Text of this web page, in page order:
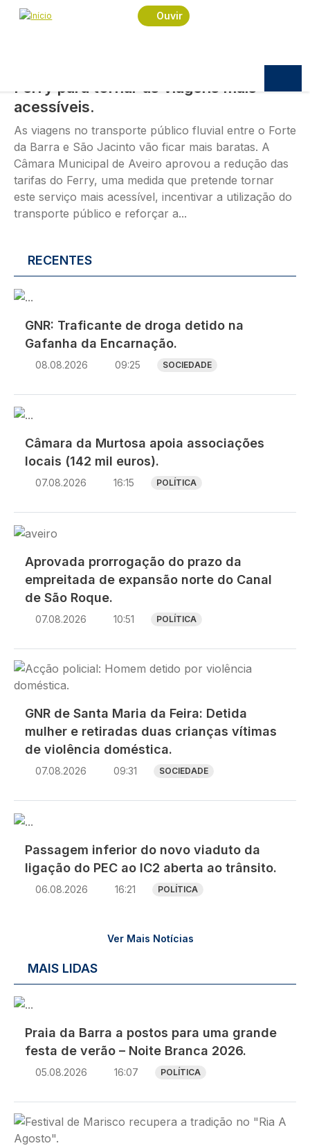
Passar para o conteúdo principal
Ouvir
Imagem
POLÍTICA
Ferry para tornar as viagens mais
acessíveis.
As viagens no transporte público fluvial entre o Forte
da Barra e São Jacinto vão ficar mais baratas. A
Câmara Municipal de Aveiro aprovou a redução das
tarifas do Ferry, uma medida que pretende tornar
este serviço mais acessível, incentivar a utilização do
transporte público e reforçar a...
RECENTES
Imagem
GNR: Traficante de droga detido na
Gafanha da Encarnação.
08.08.2026 09:25 SOCIEDADE
Imagem
Câmara da Murtosa apoia associações
locais (142 mil euros).
07.08.2026 16:15 POLÍTICA
Imagem
Aprovada prorrogação do prazo da
empreitada de expansão norte do Canal
de São Roque.
07.08.2026 10:51 POLÍTICA
Imagem
GNR de Santa Maria da Feira: Detida
mulher e retiradas duas crianças vítimas
de violência doméstica.
07.08.2026 09:31 SOCIEDADE
Imagem
Passagem inferior do novo viaduto da
ligação do PEC ao IC2 aberta ao trânsito.
06.08.2026 16:21 POLÍTICA
Ver Mais Notícias
MAIS LIDAS
Imagem
Praia da Barra a postos para uma grande
festa de verão – Noite Branca 2026.
05.08.2026 16:07 POLÍTICA
Imagem